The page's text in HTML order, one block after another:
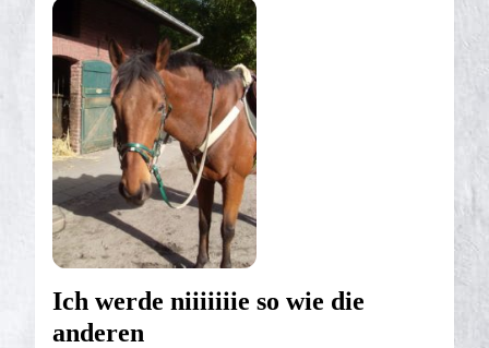
Ich werde niiiiiiie so wie die
anderen